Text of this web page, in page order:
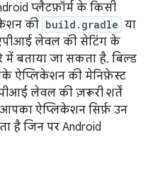
प्लैटफ़ॉर्म के किसी
की build.gradle या
लेवल की सेटिंग के
में बताया जा सकता है. बिल्ड
ऐप्लिकेशन की मेनिफ़ेस्ट
लेवल की ज़रूरी शर्तें
ऐप्लिकेशन सिर्फ़ उन
है जिन पर Android